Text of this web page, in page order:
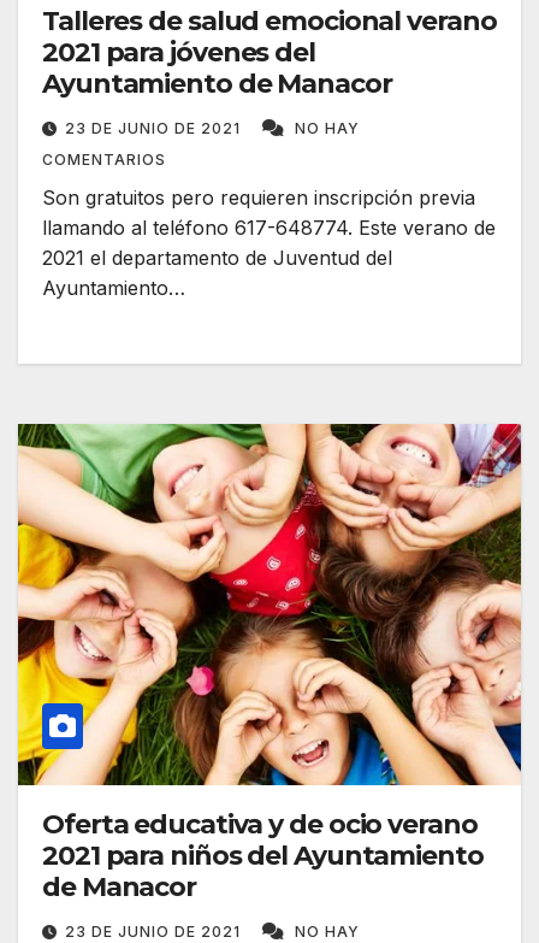
Talleres de salud emocional verano
2021 para jóvenes del
Ayuntamiento de Manacor
23 DE JUNIO DE 2021
NO HAY
COMENTARIOS
Son gratuitos pero requieren inscripción previa
llamando al teléfono 617-648774. Este verano de
2021 el departamento de Juventud del
Ayuntamiento…
Oferta educativa y de ocio verano
2021 para niños del Ayuntamiento
de Manacor
23 DE JUNIO DE 2021
NO HAY